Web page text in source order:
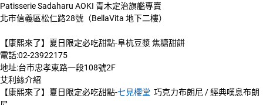
Patisserie Sadaharu AOKI 青木定治旗艦專賣
北市信義區松仁路28號（BellaVita 地下二樓）
【康熙來了】夏日限定必吃甜點-阜杭豆漿 焦糖甜餅
電話:02-23922175
地址:台市忠孝東路一段108號2F
艾利絲介紹
【康熙來了】夏日限定必吃甜點-七見櫻堂 巧克力布朗尼 / 經典嘆息布朗